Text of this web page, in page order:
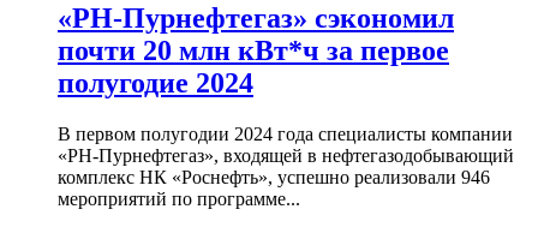
«РН-Пурнефтегаз» сэкономил
почти 20 млн кВт*ч за первое
полугодие 2024
В первом полугодии 2024 года специалисты компании
«РН-Пурнефтегаз», входящей в нефтегазодобывающий
комплекс НК «Роснефть», успешно реализовали 946
мероприятий по программе...